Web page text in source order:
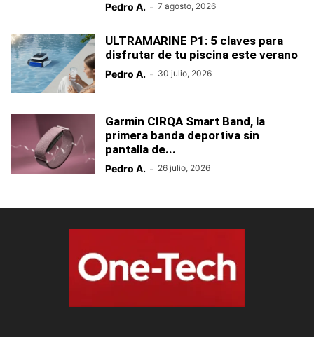
Pedro A. - 7 agosto, 2026
ULTRAMARINE P1: 5 claves para
disfrutar de tu piscina este verano
Pedro A. - 30 julio, 2026
Garmin CIRQA Smart Band, la
primera banda deportiva sin
pantalla de...
Pedro A. - 26 julio, 2026